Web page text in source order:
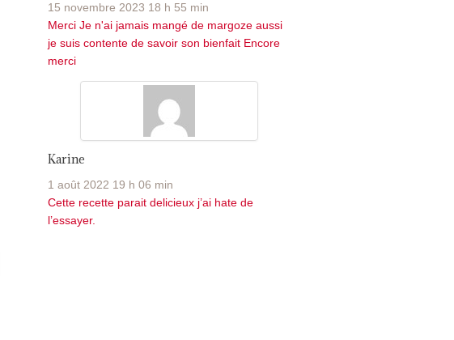
15 novembre 2023 18 h 55 min
Merci Je n'ai jamais mangé de margoze aussi
je suis contente de savoir son bienfait Encore
merci
Karine
1 août 2022 19 h 06 min
Cette recette parait delicieux j’ai hate de
l’essayer.